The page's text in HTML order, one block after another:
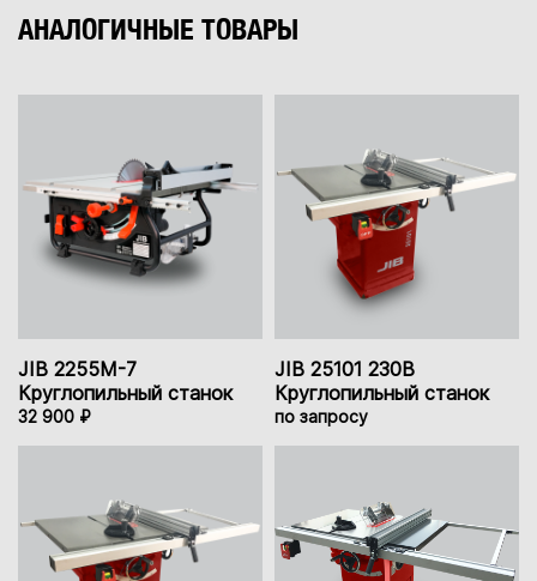
АНАЛОГИЧНЫЕ ТОВАРЫ
JIB 2255M-7
Круглопильный станок
32 900 ₽
JIB 25101 230B
Круглопильный станок
по запросу